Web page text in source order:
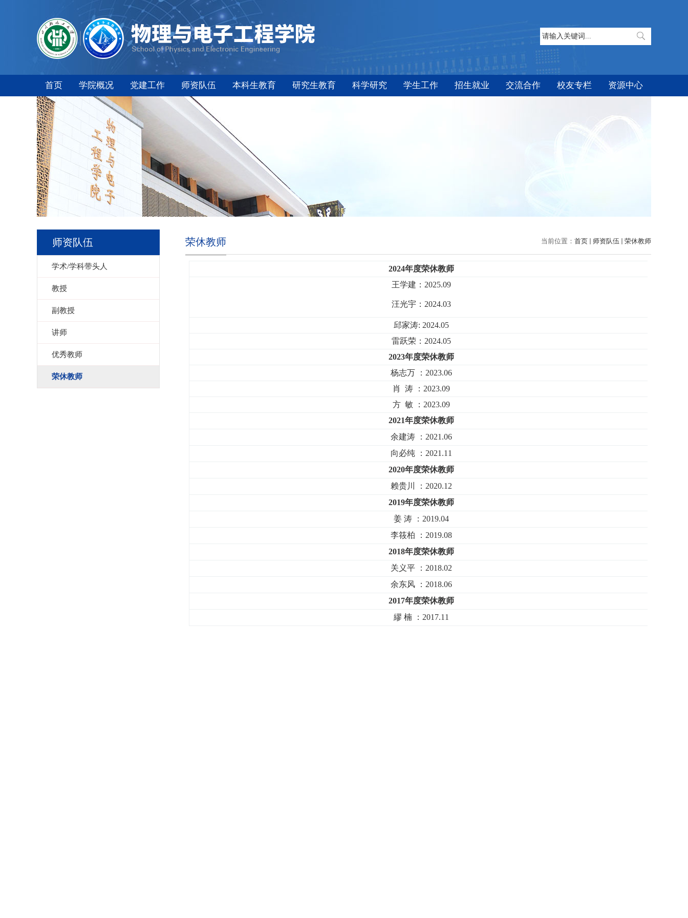
首页 学院概况 党建工作 师资队伍 本科生教育 研究生教育 科学研究 学生工作 招生就业 交流合作 校友专栏 资源中心
师资队伍
学术/学科带头人
教授
副教授
讲师
优秀教师
荣休教师
当前位置： 首页 师资队伍 荣休教师
荣休教师
2024年度荣休教师
王学建：2025.09
汪光宇：2024.03
邱家涛: 2024.05
雷跃荣：2024.05
2023年度荣休教师
杨志万 ：2023.06
肖 涛 ：2023.09
方 敏 ：2023.09
2021年度荣休教师
余建涛 ：2021.06
向必纯 ：2021.11
2020年度荣休教师
赖贵川 ：2020.12
2019年度荣休教师
姜 涛 ：2019.04
李筱柏 ：2019.08
2018年度荣休教师
关义平 ：2018.02
余东风 ：2018.06
2017年度荣休教师
繆 楠 ：2017.11